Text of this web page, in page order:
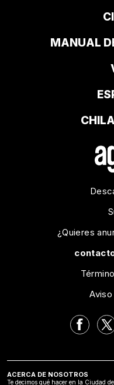
MANUAL
¿Quieres
ACERCA DE NOSOTROS
Te decimos qué hacer en la Ciudad